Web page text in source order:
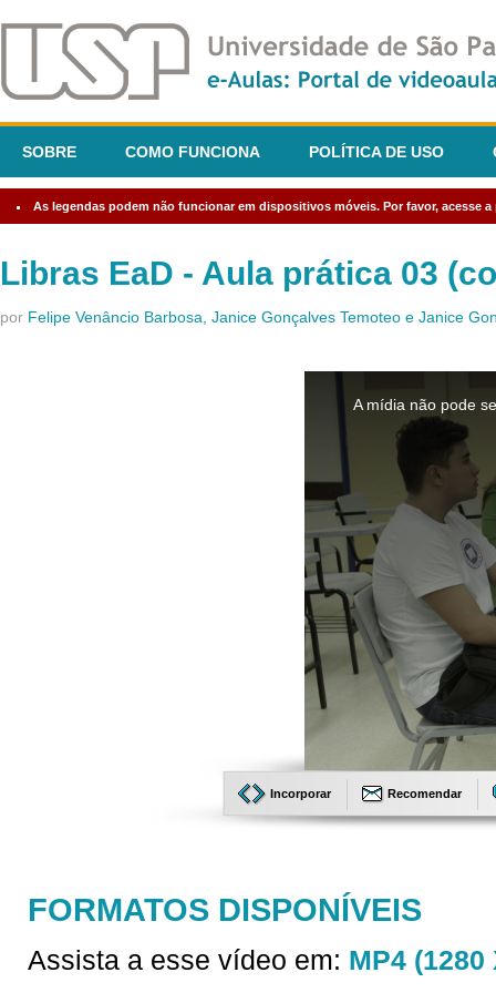
SOBRE COMO FUNCIONA POLÍTICA DE USO
As legendas podem não funcionar em dispositivos móveis. Por favor, acesse
Libras EaD - Aula prática 03
por Felipe Venâncio Barbosa, Janice Gonçalves Temoteo e Janice
A mídia não pode
Incorporar Recomendar
FORMATOS DISPONÍVEIS
Assista a esse vídeo em: MP4 (1280